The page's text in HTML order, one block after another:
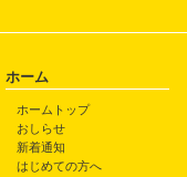
ホーム
ホームトップ
おしらせ
新着通知
はじめての方へ